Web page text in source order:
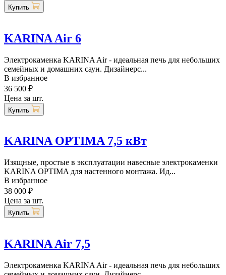
Купить
KARINA Air 6
Электрокаменка KARINA Air - идеальная печь для небольших
семейных и домашних саун. Дизайнерс...
В избранное
36 500 ₽
Цена за шт.
Купить
KARINA OPTIMA 7,5 кВт
Изящные, простые в эксплуатации навесные электрокаменки
KARINA OPTIMA для настенного монтажа. Ид...
В избранное
38 000 ₽
Цена за шт.
Купить
KARINA Air 7,5
Электрокаменка KARINA Air - идеальная печь для небольших